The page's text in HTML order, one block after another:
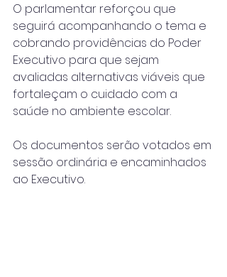
O parlamentar reforçou que
seguirá acompanhando o tema e
cobrando providências do Poder
Executivo para que sejam
avaliadas alternativas viáveis que
fortaleçam o cuidado com a
saúde no ambiente escolar.
Os documentos serão votados em
sessão ordinária e encaminhados
ao Executivo.